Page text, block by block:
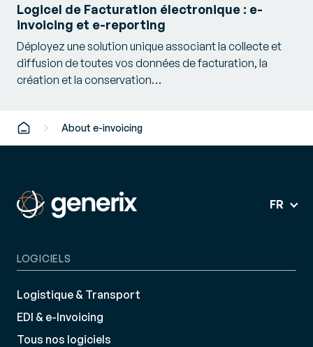
Logicel de Facturation électronique : e-
invoicing et e-reporting
Déployez une solution unique associant la collecte et
diffusion de toutes vos données de facturation, la
création et la conservation…
About e-invoicing
FR
LOGICIELS
Logistique & Transport
EDI & e-Invoicing
Tous nos logiciels